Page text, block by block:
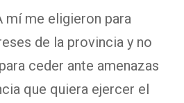
mí me eligieron para
de la provincia y no
ceder ante amenazas
que quiera ejercer el